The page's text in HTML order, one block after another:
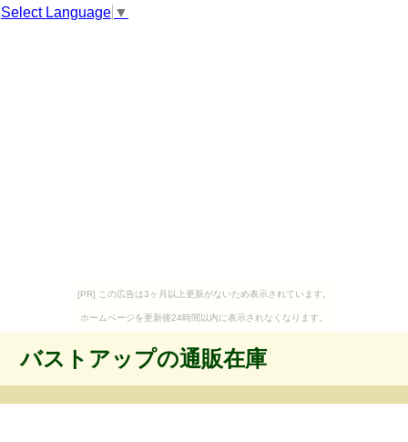
Select Language ▼
[PR] この広告は3ヶ月以上更新がないため表示されています。
ホームページを更新後24時間以内に表示されなくなります。
バストアップの通販在庫